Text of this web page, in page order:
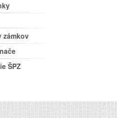
zámkov
ŠPZ